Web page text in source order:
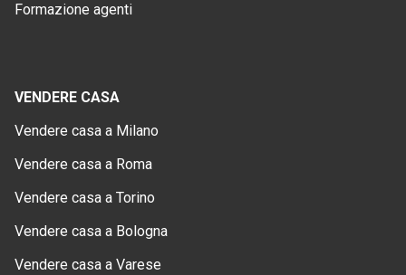
Formazione agenti
VENDERE CASA
Vendere casa a Milano
Vendere casa a Roma
Vendere casa a Torino
Vendere casa a Bologna
Vendere casa a Varese